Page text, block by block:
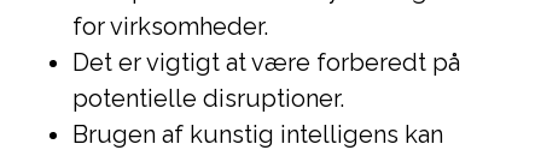
for virksomheder.
Det er vigtigt at være forberedt på
potentielle disruptioner.
Brugen af kunstig intelligens kan